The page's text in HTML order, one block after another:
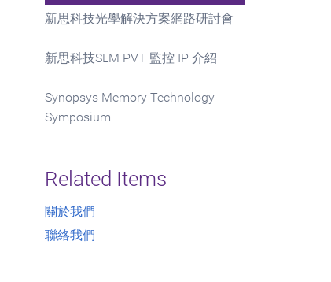
新思科技光學解決方案網路研討會
新思科技SLM PVT 監控 IP 介紹
Synopsys Memory Technology
Symposium
Related Items
關於我們
聯絡我們